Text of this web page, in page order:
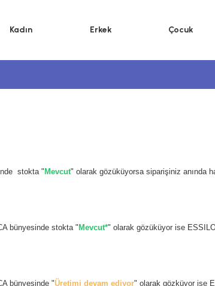
Kadın Erkek Çocuk
stokta "Mevcut" olarak gözüküyorsa siparişiniz anında
bünyesinde stokta " Mevcut*" olarak gözüküyor ise
bünyesinde "Üretimi devam ediyor" olarak gözküyor ise